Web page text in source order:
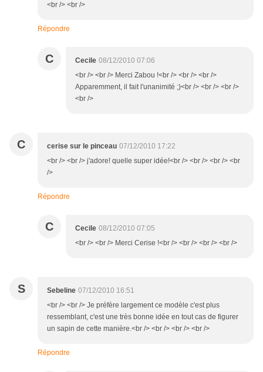
<br /> <br />
Répondre
C Cecile 08/12/2010 07:06
<br /> <br /> Merci Zabou !<br /> <br /> <br />
Apparemment, il fait l'unanimité ;)<br /> <br /> <br />
<br />
C cerise sur le pinceau 07/12/2010 17:22
<br /> <br /> j'adore! quelle super idée!<br /> <br /> <br /> <br
/>
Répondre
C Cecile 08/12/2010 07:05
<br /> <br /> Merci Cerise !<br /> <br /> <br /> <br />
S Sebeline 07/12/2010 16:51
<br /> <br /> Je préfère largement ce modèle c'est plus
ressemblant, c'est une très bonne idée en tout cas de figurer
un sapin de cette manière.<br /> <br /> <br /> <br />
Répondre